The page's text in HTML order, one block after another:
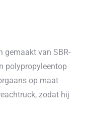
gemaakt van SBR-
polypropyleentop
op maat
zodat hij